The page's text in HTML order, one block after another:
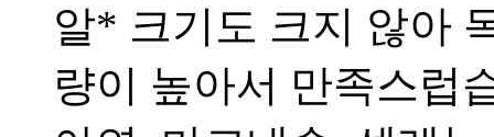
알* 크기도 크지 않아
량이 높아서 만족스럽